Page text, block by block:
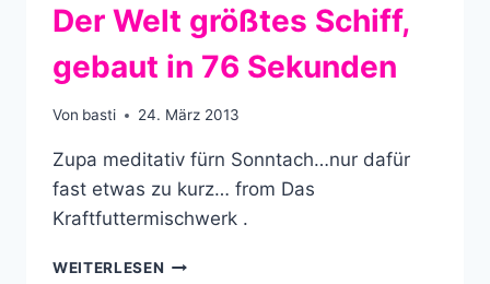
Der Welt größtes Schiff,
gebaut in 76 Sekunden
Von basti 24. März 2013
Zupa meditativ fürn Sonntach…nur dafür
fast etwas zu kurz… from Das
Kraftfuttermischwerk .
WEITERLESEN DER